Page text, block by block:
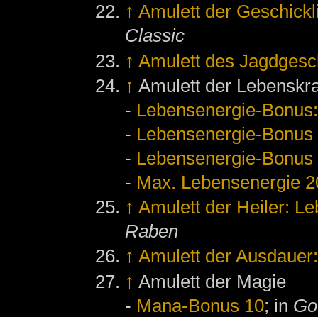
↑ Amulett der
Classic
↑ Amulett des
↑ Amulett der
- Lebensenergie-
- Lebensenergie-Bonus
- Lebensenergie-Bonus
- Max. Lebensenergie
↑ Amulett der Heiler:
Raben
↑ Amulett der
↑ Amulett der Magie
- Mana-Bonus 10; in